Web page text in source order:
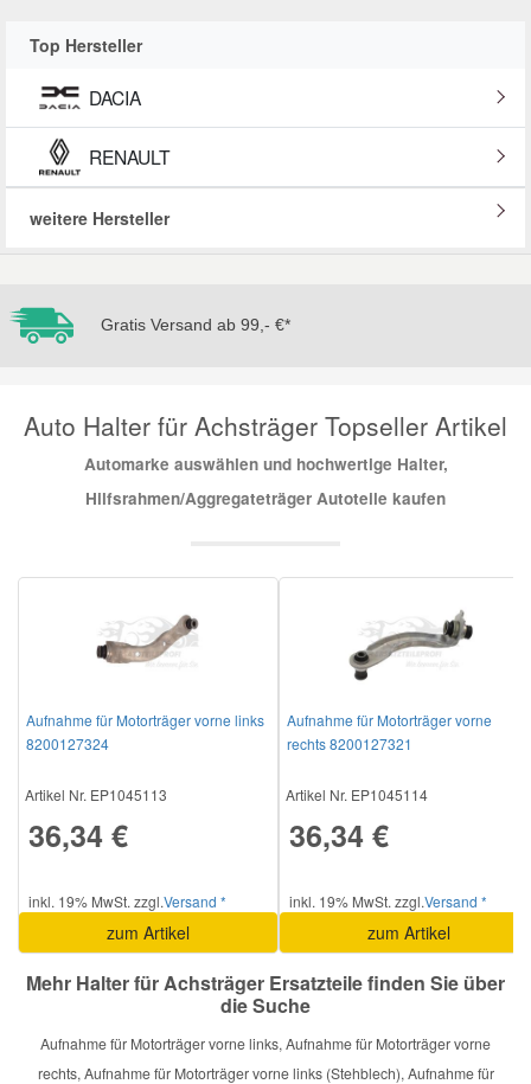
Top Hersteller
DACIA
RENAULT
weitere Hersteller
Gratis Versand ab 99,- €*
Auto Halter für Achsträger Topseller Artikel
Automarke auswählen und hochwertige Halter,
Hilfsrahmen/Aggregateträger Autoteile kaufen
Aufnahme für Motorträger vorne links
8200127324
Artikel Nr. EP1045113
36,34 €
inkl. 19% MwSt. zzgl.Versand *
zum Artikel
Aufnahme für Motorträger vorne
rechts 8200127321
Artikel Nr. EP1045114
36,34 €
inkl. 19% MwSt. zzgl.Versand *
zum Artikel
Mehr Halter für Achsträger Ersatzteile finden Sie über
die Suche
Aufnahme für Motorträger vorne links, Aufnahme für Motorträger vorne
rechts, Aufnahme für Motorträger vorne links (Stehblech), Aufnahme für
Scheibenreinigung
Zündanlage und Glühanlage
Reparatur-Zubehör
Karosserie Werkzeug
Schlüsselgehäuse
Werkstattbedarf
Winter-Autozubehör
Daewoo Ersatzteile
Daihatsu Ersatzteile
Dodge Ersatzteile
Hyundai Ersatzteile
Lancia Ersatzteile
Mazda Ersatzteile
Mercedes Ersatzteile
Mini Ersatzteile
Mitsubishi Ersatzteile
Nissan Ersatzteile
Porsche Ersatzteile
Seat Ersatzteile
Skoda Ersatzteile